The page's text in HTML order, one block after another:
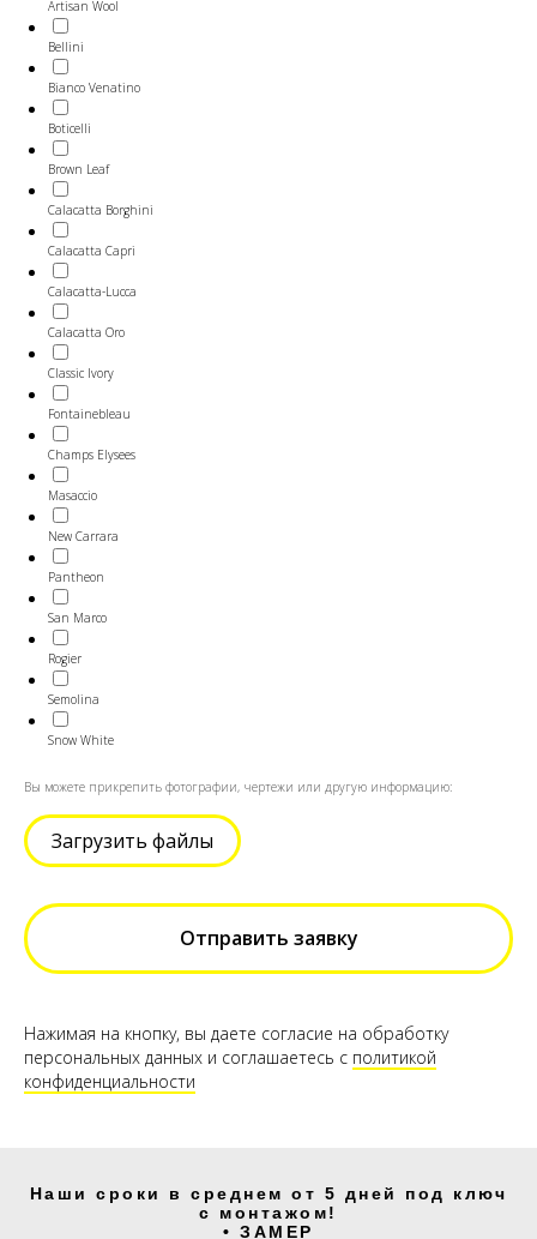
Artisan Wool
Bellini
Bianco Venatino
Boticelli
Brown Leaf
Calacatta Borghini
Calacatta Capri
Calacatta-Lucca
Calacatta Oro
Classic Ivory
Fontainebleau
Champs Elysees
Masaccio
New Carrara
Pantheon
San Marco
Rogier
Semolina
Snow White
Вы можете прикрепить фотографии, чертежи или другую информацию:
Загрузить файлы
Отправить заявку
Нажимая на кнопку, вы даете согласие на обработку
персональных данных и соглашаетесь c политикой
конфиденциальности
Наши сроки в среднем от 5 дней под ключ
с монтажом!
• ЗАМЕР